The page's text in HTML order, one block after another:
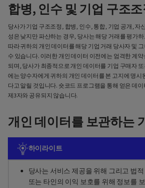
합병, 인수 및 기업 구조
당사가 기업 구조조정, 합병, 인수, 통합, 기업 공개, 자
성은 낮지만 파산하는 경우, 당사는 해당 거래를 평가
따라 귀하의 개인 데이터를 해당 기업 거래 당사자 및
수 있습니다. 이러한 개인 데이터 이전에는 엄격한 계
되며, 당사가 최종적으로 개인 데이터를 기업 구매자
에는 양수자에게 귀하의 개인 데이터를 본 고지에 명시
다고 알릴 것입니다. 숏코드 프로그램을 통해 얻은 데
제3자와 공유되지 않습니다.
개인 데이터를 보관하는
하이라이트
당사는 서비스 제공을 위해 그리고 법
또는 타인의 이익 보호를 위해 정보를